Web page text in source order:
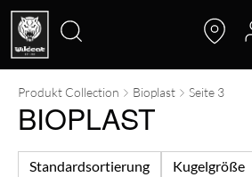
Suche
nach:
Produkt Collection Bioplast Seite 3
BIOPLAST
Standardsortierung Kugelgröße